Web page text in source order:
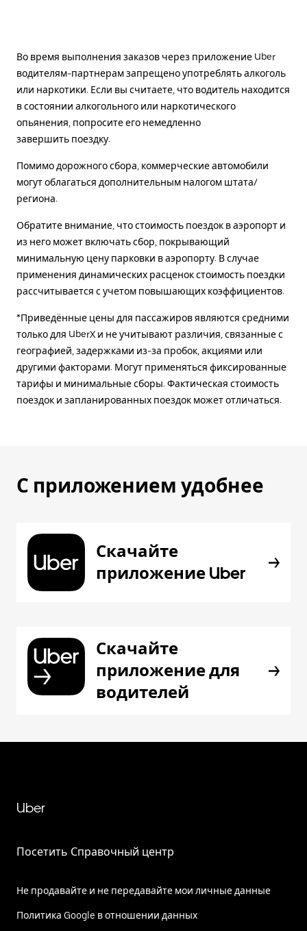
Во время выполнения заказов через приложение Uber
водителям-партнерам запрещено употреблять алкоголь
или наркотики. Если вы считаете, что водитель находится
в состоянии алкогольного или наркотического
опьянения, попросите его немедленно
завершить поездку.
Помимо дорожного сбора, коммерческие автомобили
могут облагаться дополнительным налогом штата/
региона.
Обратите внимание, что стоимость поездок в аэропорт и
из него может включать сбор, покрывающий
минимальную цену парковки в аэропорту. В случае
применения динамических расценок стоимость поездки
рассчитывается с учетом повышающих коэффициентов.
*Приведённые цены для пассажиров являются средними
только для UberX и не учитывают различия, связанные с
географией, задержками из-за пробок, акциями или
другими факторами. Могут применяться фиксированные
тарифы и минимальные сборы. Фактическая стоимость
поездок и запланированных поездок может отличаться.
С приложением удобнее
Скачайте
приложение Uber
Скачайте
приложение для
водителей
Uber
Посетить Справочный центр
Не продавайте и не передавайте мои личные данные
Политика Google в отношении данных